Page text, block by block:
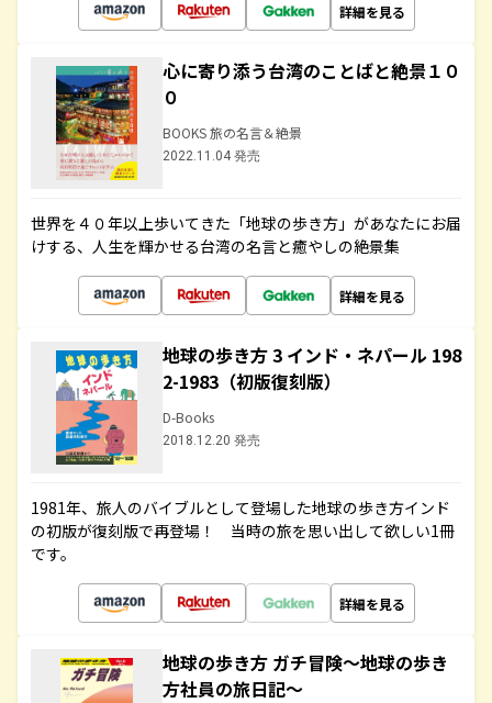
詳細を見る
心に寄り添う台湾のことばと絶景１０
０
BOOKS 旅の名言＆絶景
2022.11.04 発売
世界を４０年以上歩いてきた「地球の歩き方」があなたにお届
けする、人生を輝かせる台湾の名言と癒やしの絶景集
詳細を見る
地球の歩き方 3 インド・ネパール 198
2-1983（初版復刻版）
D-Books
2018.12.20 発売
1981年、旅人のバイブルとして登場した地球の歩き方インド
の初版が復刻版で再登場！ 当時の旅を思い出して欲しい1冊
です。
詳細を見る
地球の歩き方 ガチ冒険～地球の歩き
方社員の旅日記～